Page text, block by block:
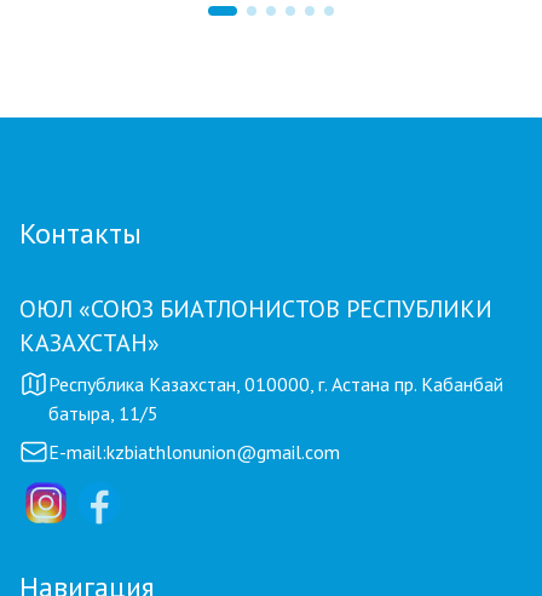
Контакты
ОЮЛ «СОЮЗ БИАТЛОНИСТОВ РЕСПУБЛИКИ
КАЗАХСТАН»
Республика Казахстан, 010000, г. Астана пр. Кабанбай
батыра, 11/5
E-mail:kzbiathlonunion@gmail.com
Навигация